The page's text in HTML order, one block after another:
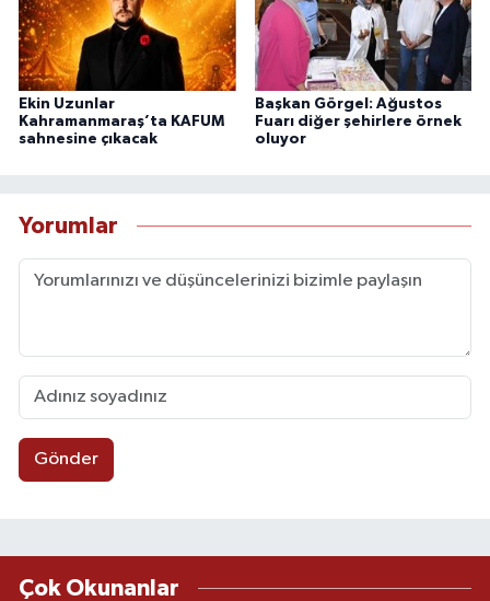
Ekin Uzunlar
Kahramanmaraş’ta KAFUM
sahnesine çıkacak
Başkan Görgel: Ağustos
Fuarı diğer şehirlere örnek
oluyor
Yorumlar
Gönder
Çok Okunanlar